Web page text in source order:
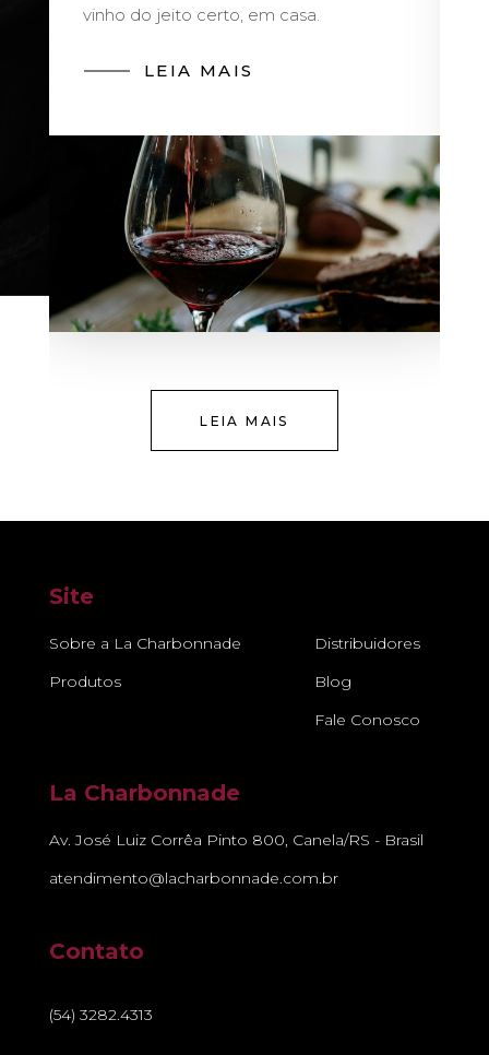
vinho do jeito certo, em casa.
LEIA MAIS
LEIA MAIS
Site
Sobre a La Charbonnade
Produtos
Distribuidores
Blog
Fale Conosco
La Charbonnade
Av. José Luiz Corrêa Pinto 800, Canela/RS - Brasil
atendimento@lacharbonnade.com.br
Contato
(54) 3282.4313